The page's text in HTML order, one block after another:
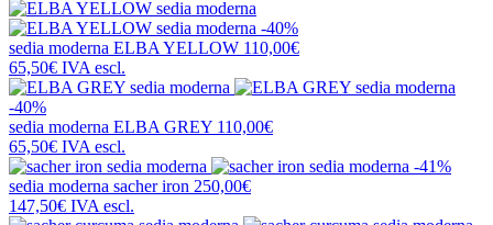
-40%
sedia moderna ELBA YELLOW 110,00€
65,50€ IVA escl.
-40%
sedia moderna ELBA GREY 110,00€
65,50€ IVA escl.
-41%
sedia moderna sacher iron 250,00€
147,50€ IVA escl.